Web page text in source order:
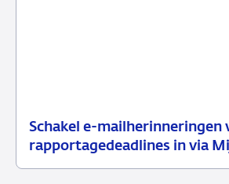
Schakel e-mailherinneringen
rapportagedeadlines in via
21
Nieuwsbericht